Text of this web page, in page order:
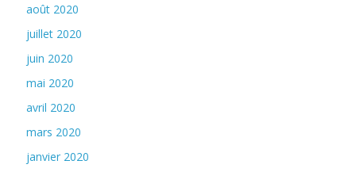
août 2020
juillet 2020
juin 2020
mai 2020
avril 2020
mars 2020
janvier 2020